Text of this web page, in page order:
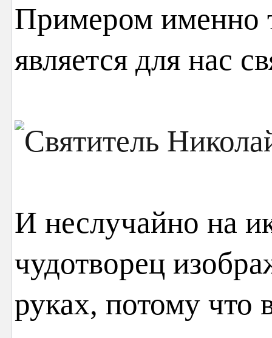
Примером именно
является для нас
И неслучайно на
чудотворец
руках, потому что